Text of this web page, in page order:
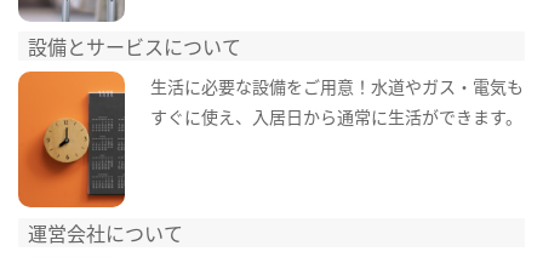
設備とサービスについて
生活に必要な設備をご用意！水道やガス・電気も
すぐに使え、入居日から通常に生活ができます。
運営会社について